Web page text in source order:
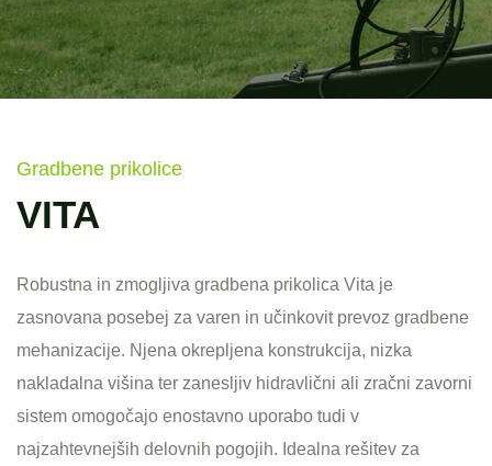
Gradbene prikolice
VITA
Robustna in zmogljiva gradbena prikolica Vita je
zasnovana posebej za varen in učinkovit prevoz gradbene
mehanizacije. Njena okrepljena konstrukcija, nizka
nakladalna višina ter zanesljiv hidravlični ali zračni zavorni
sistem omogočajo enostavno uporabo tudi v
najzahtevnejših delovnih pogojih. Idealna rešitev za